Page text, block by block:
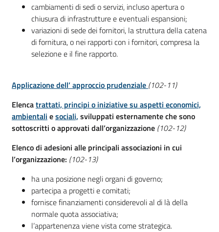
cambiamenti di sedi o servizi, incluso apertura o
chiusura di infrastrutture e eventuali espansioni;
variazioni di sede dei fornitori, la struttura della catena
di fornitura, o nei rapporti con i fornitori, compresa la
selezione e il fine rapporto.
Applicazione dell’ approccio prudenziale (102-11)
Elencatrattati, principi o iniziative su aspetti economici,
ambientali esociali, sviluppati esternamente che sono
sottoscritti o approvati dall’organizzazione (102-12)
Elenco di adesioni alle principali associazioni in cui
l’organizzazione: (102-13)
ha una posizione negli organi di governo;
partecipa a progetti e comitati;
fornisce finanziamenti considerevoli al di là della
normale quota associativa;
l’appartenenza viene vista come strategica.